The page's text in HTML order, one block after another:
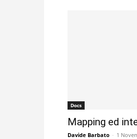
Docs
Mapping ed
Davide Barbato - 1